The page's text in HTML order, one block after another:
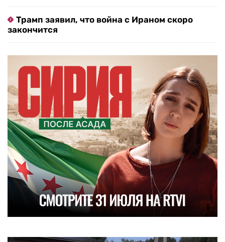
Трамп заявил, что война с Ираном скоро
закончится